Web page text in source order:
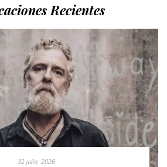
Recientes
31 julio, 2026